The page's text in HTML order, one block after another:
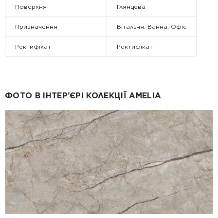
Поверхня Глянцева
Призначення Вітальня, Ванна, Офіс
Ректифікат Ректифікат
ФОТО В ІНТЕР’ЄРІ КОЛЕКЦІЇ AMELIA